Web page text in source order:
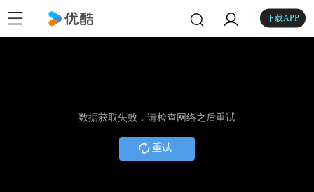
下载APP
数据获取失败，请检查网络之后重试
重试